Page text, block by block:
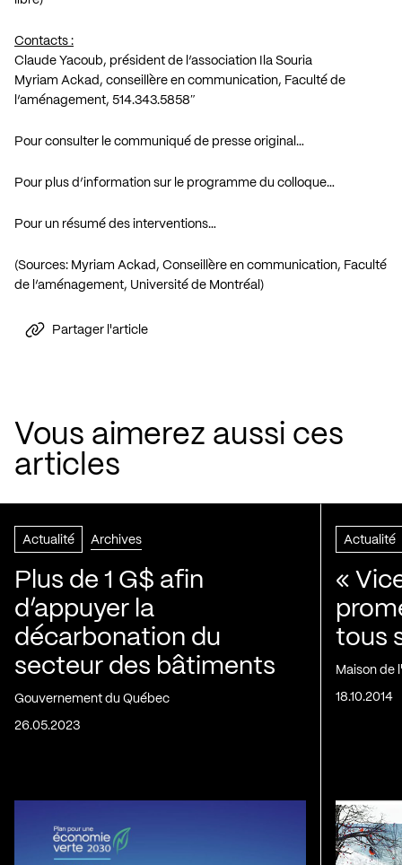
Contacts :
Claude Yacoub, président de l’association Ila Souria
Myriam Ackad, conseillère en communication, Faculté de
l’aménagement, 514.343.5858″
Pour consulter le communiqué de presse original…
Pour plus d’information sur le programme du colloque…
Pour un résumé des interventions…
(Sources: Myriam Ackad, Conseillère en communication, Faculté
de l’aménagement, Université de Montréal)
Partager l'article
Vous aimerez aussi ces
articles
Actualité Archives
Plus de 1 G$ afin
d’appuyer la
décarbonation du
secteur des bâtiments
Gouvernement du Québec
26.05.2023
Actualité
«
tous
Maison de
18.10.2014